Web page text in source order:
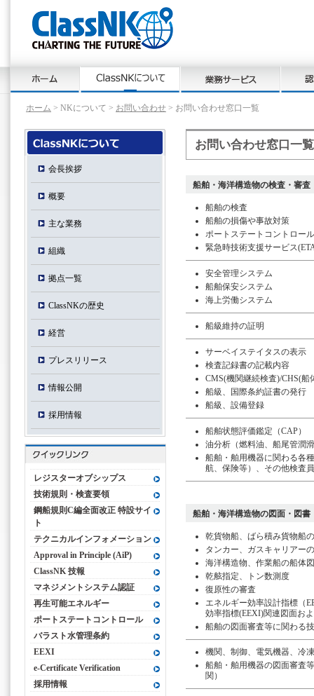
ホーム > NKについて > お問い合わせ > お問い合わせ窓口一覧
お問い合わせ窓口一覧
船舶・海洋構造物の検査・審査
船舶の検査
船舶の損傷や事故対策
ポートステートコントロー
緊急時技術支援サービス
安全管理システム
船舶保安システム
海上労働システム
船級維持の証明
サーベイステイタスの表示
検査記録書の記載内容
CMS(機関継続検査)/CHS(船
船級、国際条約証書の発行
船級、設備登録
船舶状態評価鑑定（CAP）
油分析（燃料油、船尾管潤
船舶・舶用機器に関わる各
航、保険等）、その他検査
船舶・海洋構造物の図面・図書
乾貨物船、ばら積み貨物船
タンカー、ガスキャリアー
海洋構造物、作業船の船体
乾舷指定、トン数測度
復原性の審査
エネルギー効率設計指標（
効率指標(EEXI)関連図面お
船舶の図面審査等に関わる
機関、制御、電気機器、冷
船舶・舶用機器の図面審査
関）
会長挨拶
概要
主な業務
組織
拠点一覧
ClassNKの歴史
経営
プレスリリース
情報公開
採用情報
レジスターオブシップス
技術規則・検査要領
鋼船規則C編全面改正 特設サイ
ト
テクニカルインフォメーション
Approval in Principle (AiP)
ClassNK 技報
マネジメントシステム認証
再生可能エネルギー
ポートステートコントロール
バラスト水管理条約
EEXI
e-Certificate Verification
採用情報